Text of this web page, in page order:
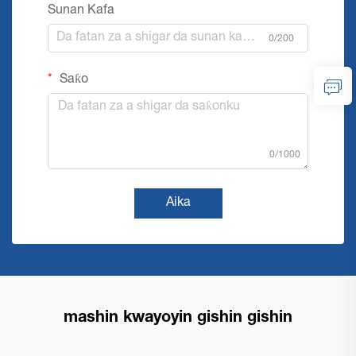
Sunan Kafa
0/200
Saƙo
0/1000
Aika
mashin kwayoyin gishin gishin